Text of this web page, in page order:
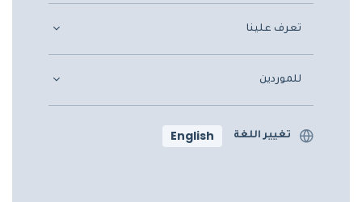
تعرف علينا
للموردين
تغيير اللغة English